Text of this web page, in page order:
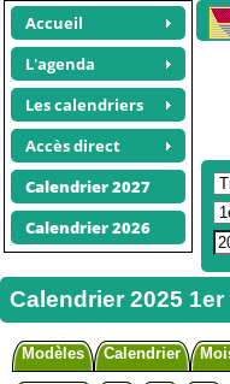
Accueil
L'agenda
Les calendriers
Accès direct
Calendrier 2027
Calendrier 2026
Calendrier 2025
Modèles Calendrier